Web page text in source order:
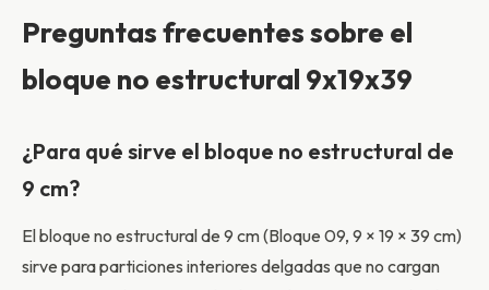
Preguntas frecuentes sobre el
bloque no estructural 9x19x39
¿Para qué sirve el bloque no estructural de
9 cm?
El bloque no estructural de 9 cm (Bloque 09, 9 × 19 × 39 cm)
sirve para particiones interiores delgadas que no cargan